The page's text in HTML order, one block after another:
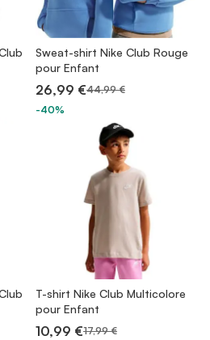
Sweat-shirt Nike Club Rouge
pour Enfant
26,99 €44,99 €
-40%
T-shirt Nike Club Multicolore
pour Enfant
10,99 €17,99 €